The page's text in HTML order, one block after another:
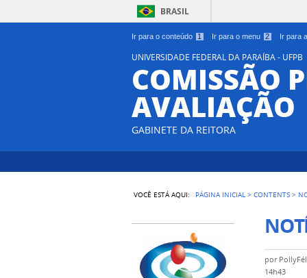
Ir para o conteúdo 1 Ir para o menu 2 Ir para
BRASIL
UNIVERSIDADE FEDERAL DA PARAÍBA - UFPB
COMISSÃO
AVALIAÇÃO
GABINETE DA REITORA
VOCÊ ESTÁ AQUI: PÁGINA INICIAL >CONTENTS >
por
14h43